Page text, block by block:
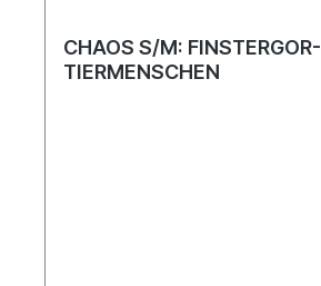
CHAOS S/M: FINSTERGOR-
TIERMENSCHEN